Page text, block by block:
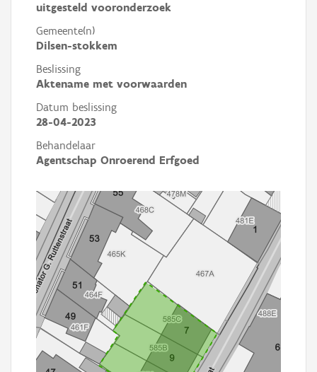
uitgesteld vooronderzoek
Gemeente(n)
Dilsen-stokkem
Beslissing
Aktename met voorwaarden
Datum beslissing
28-04-2023
Behandelaar
Agentschap Onroerend Erfgoed